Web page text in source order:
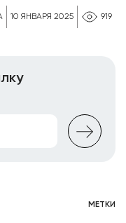
10 ЯНВАРЯ 2025 919
МЕТКИ